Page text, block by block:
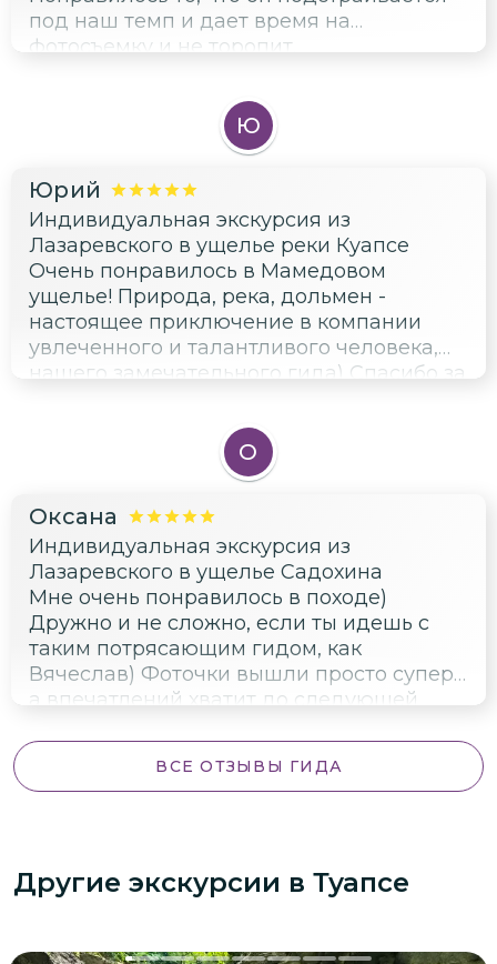
под наш темп и дает время на
фотосъемку и не торопит.
Ю
Юрий
Индивидуальная экскурсия из
Лазаревского в ущелье реки Куапсе
Очень понравилось в Мамедовом
ущелье! Природа, река, дольмен -
настоящее приключение в компании
увлеченного и талантливого человека,
нашего замечательного гида) Спасибо за
красот Лазаревского района)
О
Оксана
Индивидуальная экскурсия из
Лазаревского в ущелье Садохина
Мне очень понравилось в походе)
Дружно и не сложно, если ты идешь с
таким потрясающим гидом, как
Вячеслав) Фоточки вышли просто супер,
а впечатлений хватит до следующей
столько живописных мест!
ВСЕ ОТЗЫВЫ ГИДА
Другие экскурсии в Туапсе